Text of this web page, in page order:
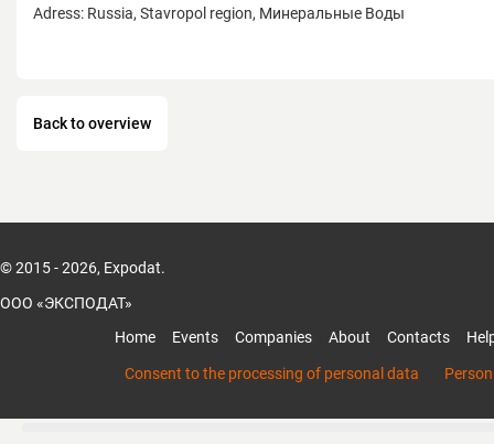
Adress: Russia, Stavropol region, Минеральные Воды
Back to overview
© 2015 - 2026, Expodat.
ООО «ЭКСПОДАТ»
Home
Events Companies About Contacts
Consent to the processing of personal data